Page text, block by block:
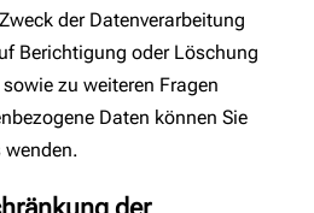
der Datenverarbeitung
Berichtigung oder Löschung
zu weiteren Fragen
Daten können Sie
wenden.